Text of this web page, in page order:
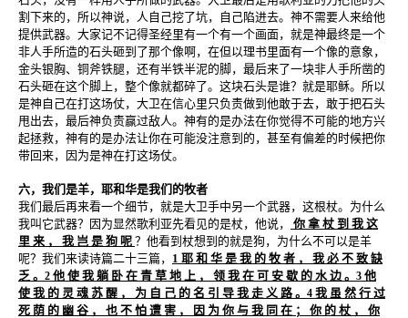
割下来的，所以神说，人自己挖了坑，自己陷进去。神不需要人来给他
提供武器。大家记不记得圣经里有一个有一个画面，就是神最终是一个
非人手所造的石头砸到了那个像啊，在但以理书里面有一个像的意象，
金头银胸、铜斧铁腿，还有半铁半泥的脚，最后来了一块非人手所凿的
石头砸在这个脚上，整个像就都碎了。这块石头是谁？就是耶稣。所以
是神自己在打这场仗，大卫在信心里只负责做到他敢于去，敢于把石头
甩出去，最后神负责赢过敌人。神有的是办法在你觉得不可能的地方兴
起拯救，神有的是办法让你在可能没注意到的，甚至有偏差的时候把你
带回来，因为是神在打这场仗。
六，我们是羊，耶和华是我们的牧者
我们最后再来看一个细节，就是大卫手中另一个武器，这根杖。为什么
我叫它武器？因为显然歌利亚先看见的是杖，他说，
你 拿 杖 到 我 这
里 来 ， 我 岂 是 狗 呢 ？他看到杖想到的就是狗，为什么不可以是羊
呢？我们来读诗篇二十三篇， 1 耶 和 华 是 我 的 牧 者 ， 我 必 不 致 缺
乏 。 2 他 使 我 躺 卧 在 青 草 地 上 ， 领 我 在 可 安 歇 的 水 边 。 3 他
使 我 的 灵 魂 苏 醒 ， 为 自 己 的 名 引 导 我 走 义 路 。 4 我 虽 然 行 过
死 荫 的 幽 谷 ， 也 不 怕 遭 害 ， 因 为 你 与 我 同 在 ； 你 的 杖 ， 你